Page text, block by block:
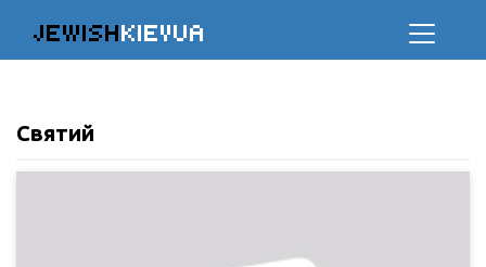
JEWISHKIEVUA
Святий